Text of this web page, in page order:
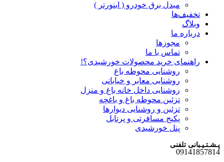
مبدل برق خودرو ( اینورتر )
تخفیف‌ها
وبلاگ
درباره ما
مجوزها
تماس با ما
راهنمای خرید محصولات خورشیدی؟!
روشنایی محوطه باغ
روشنایی معابر و خیابانی
روشنایی داخل خانه باغ و منزل
تزئین محوطه باغ و باغچه
تزئین و روشنایی دیوارها
پکیج مسافرتی و پرتابل
پنل خورشیدی
پـشـتـیـبانی تلفنی
09141857814